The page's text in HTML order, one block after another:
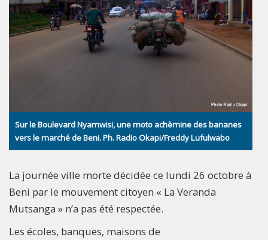
Sur le Boulevard Nyamwisi, une moto achèmine des bananes
vers le marché de Beni. Ph. Radio Okapi/Freddy Lufulwabo
La journée ville morte décidée ce lundi 26 octobre à
Beni par le mouvement citoyen « La Veranda
Mutsanga » n’a pas été respectée.
Les écoles, banques, maisons de